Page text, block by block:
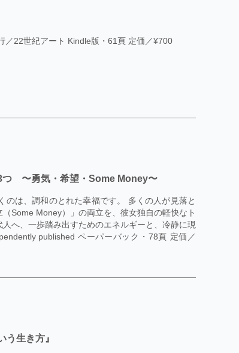
22世紀アート Kindle版・61頁 定価／¥700
つ 〜勇気・希望・Some Money〜
は、調和のとれた幸福です。 多くの人が見落と
Some Money）」の両立を、彼女独自の軽快なト
へ、一歩踏み出すためのエネルギーと、冷静に現
published ペーパーバック・78頁 定価／
う生き方』